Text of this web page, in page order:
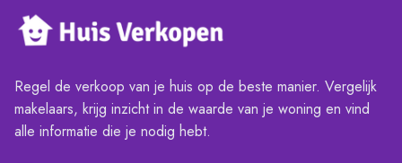
Regel de verkoop van je huis op de beste manier. Vergelijk
makelaars, krijg inzicht in de waarde van je woning en vind
alle informatie die je nodig hebt.